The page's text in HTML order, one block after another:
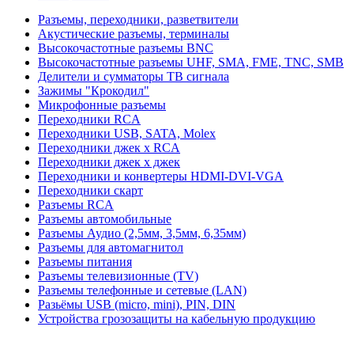
Разъемы, переходники, разветвители
Акустические разъемы, терминалы
Высокочастотные разъемы BNC
Высокочастотные разъемы UHF, SMA, FME, TNC, SMB
Делители и сумматоры ТВ сигнала
Зажимы "Крокодил"
Микрофонные разъемы
Переходники RCA
Переходники USB, SATA, Molex
Переходники джек х RCA
Переходники джек х джек
Переходники и конвертеры HDMI-DVI-VGA
Переходники скарт
Разъемы RCA
Разъемы автомобильные
Разъемы Аудио (2,5мм, 3,5мм, 6,35мм)
Разъемы для автомагнитол
Разъемы питания
Разъемы телевизионные (TV)
Разъемы телефонные и сетевые (LAN)
Разьёмы USB (micro, mini), PIN, DIN
Устройства грозозащиты на кабельную продукцию